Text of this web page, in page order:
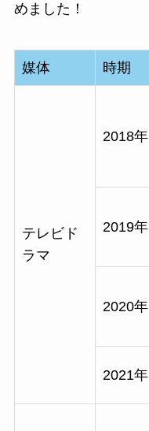
めました！
媒体 時期
テレビド
ラマ
2018年
2019年
2020年
2021年